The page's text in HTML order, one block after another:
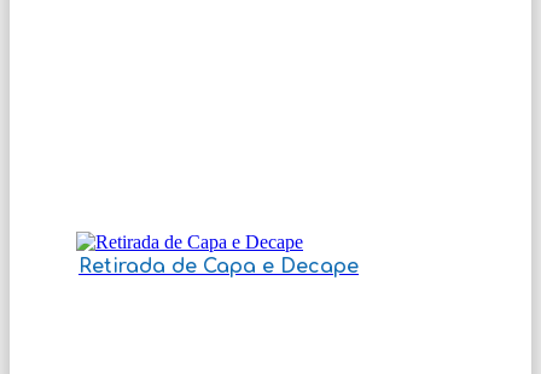
Retirada de Capa e Decape